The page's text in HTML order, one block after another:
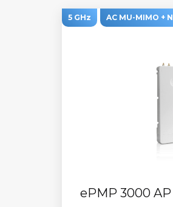
5 GHz AC MU-MIMO + N
ePMP 3000 AP